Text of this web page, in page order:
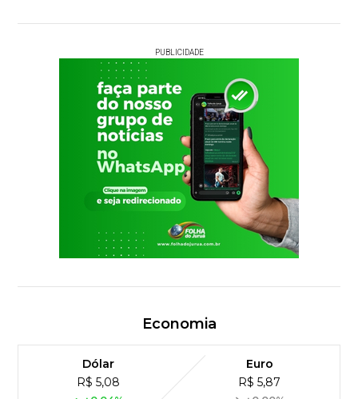
PUBLICIDADE
Economia
Dólar
R$ 5,08
Euro
R$ 5,87